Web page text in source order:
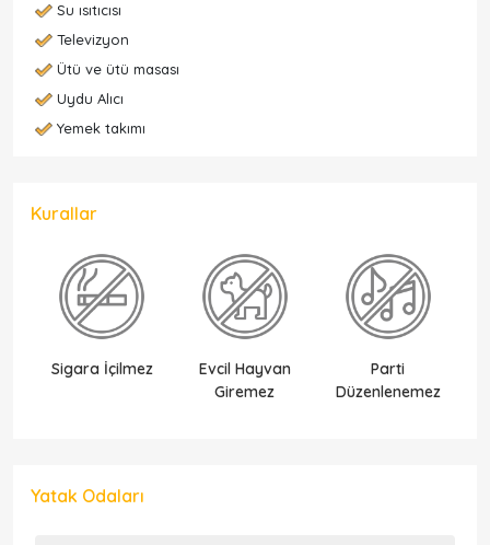
Su ısıtıcısı
Televizyon
Ütü ve ütü masası
Uydu Alıcı
Yemek takımı
Kurallar
Sigara İçilmez
Evcil Hayvan
Giremez
Parti
Düzenlenemez
Yatak Odaları